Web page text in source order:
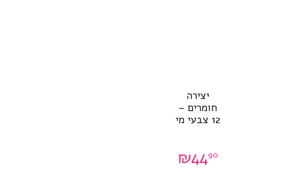
יצירה
חומרים –
12 צבעי מי
₪4490